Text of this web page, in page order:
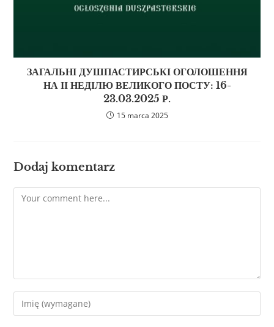
ЗАГАЛЬНІ ДУШПАСТИРСЬКІ ОГОЛОШЕННЯ
НА ІІ НЕДІЛЮ ВЕЛИКОГО ПОСТУ: 16-
23.03.2025 Р.
15 marca 2025
Dodaj komentarz